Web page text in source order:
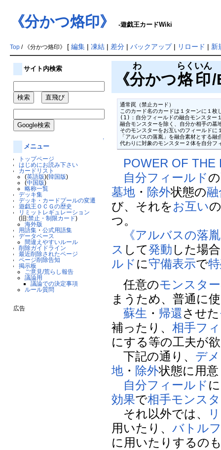
《分かつ烙印》 -遊戯王カードWiki
Top/ 《分かつ烙印》 [ 編集| 凍結| 差分| バックアップ| リロード | 新
サイト内検索
↑
メニュー
トップページ
はじめにお読み下さい
カードリスト
(英語版)(韓国版)
(中国版)
略称一覧
デッキ集
デッキ・カードプールの変遷
遊戯王ＯＣＧの歴史
リミットレギュレーション
(旧:禁止・制限カード)
海外版
用語集 ・公式用語集
データベース
間違えやすいルール
削除ガイドライン
最近削除されたページ
ページ削除告知
掲示板
ご意見/荒らし報告
議論用
議論での決定事項
ルール質問
広告
《分
わ
かつ烙印
らくいん
/
通常罠（禁止カード）
このカード名のカードは１ターンに１枚
(1)：自分フィールドの融合モンスター
融合モンスターを除く、自分か相手の墓
そのモンスターをお互いのフィールドに
「アルバスの落胤」を融合素材とする
代わりに対象のモンスター２体を自分フ
POWER OF THE
自分フィールドの
墓地 ・ 除外状態の
び、それをお互い
つ。
《アルバスの落
ス して発動 した場
ルド に守備表示で
任意のモンスター
まうため、普通に
蘇生 ・ 帰還させた
補ったり、相手フ
にする等の工夫が
下記の通り、 デ
地 ・ 除外状態に用
自分フィールド に
効果で相手モンス
それ以外では、
用いたり、バトル
に用いたりするの